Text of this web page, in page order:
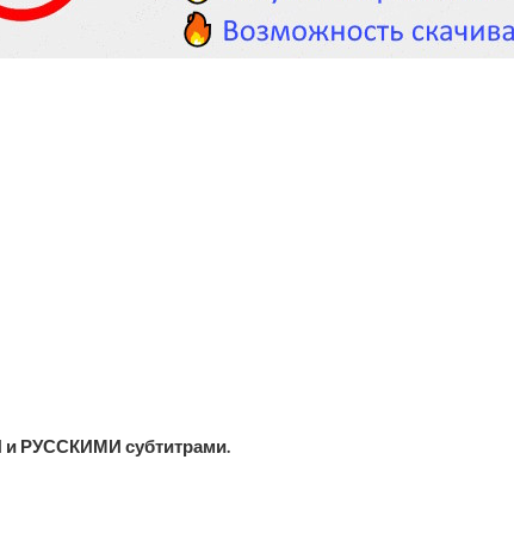
РУССКИМИ субтитрами.